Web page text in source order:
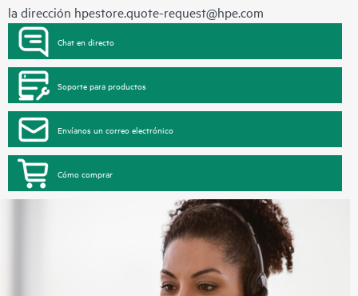
la dirección hpestore.quote-request@hpe.com
Chat en directo
Soporte para productos
Envíanos un correo electrónico
Cómo comprar